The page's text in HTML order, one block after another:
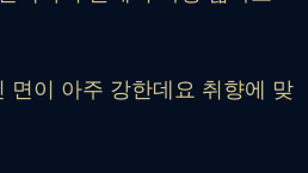
면이 아주 강한데요 취향에 맞